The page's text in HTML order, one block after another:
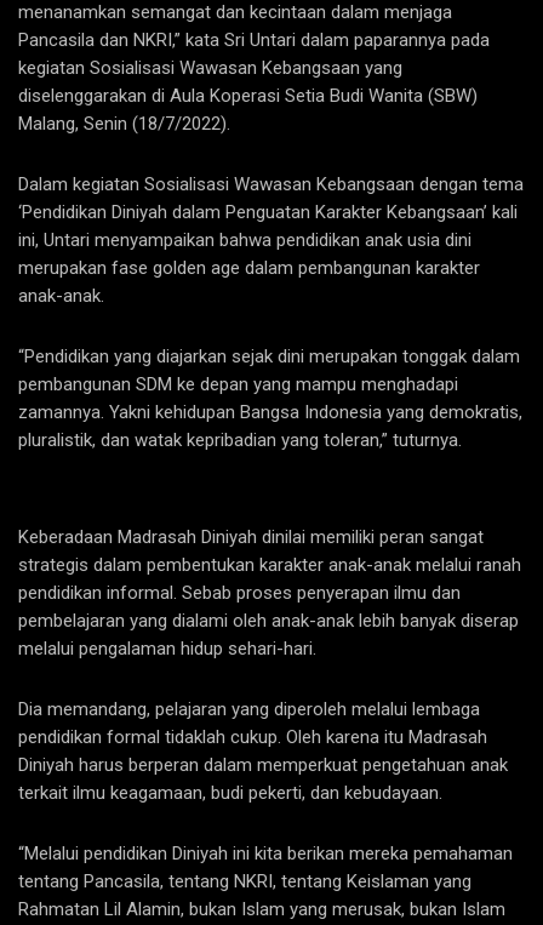
menanamkan semangat dan kecintaan dalam menjaga
Pancasila dan NKRI,” kata Sri Untari dalam paparannya pada
kegiatan Sosialisasi Wawasan Kebangsaan yang
diselenggarakan di Aula Koperasi Setia Budi Wanita (SBW)
Malang, Senin (18/7/2022).
Dalam kegiatan Sosialisasi Wawasan Kebangsaan dengan tema
‘Pendidikan Diniyah dalam Penguatan Karakter Kebangsaan’ kali
ini, Untari menyampaikan bahwa pendidikan anak usia dini
merupakan fase golden age dalam pembangunan karakter
anak-anak.
“Pendidikan yang diajarkan sejak dini merupakan tonggak dalam
pembangunan SDM ke depan yang mampu menghadapi
zamannya. Yakni kehidupan Bangsa Indonesia yang demokratis,
pluralistik, dan watak kepribadian yang toleran,” tuturnya.
Keberadaan Madrasah Diniyah dinilai memiliki peran sangat
strategis dalam pembentukan karakter anak-anak melalui ranah
pendidikan informal. Sebab proses penyerapan ilmu dan
pembelajaran yang dialami oleh anak-anak lebih banyak diserap
melalui pengalaman hidup sehari-hari.
Dia memandang, pelajaran yang diperoleh melalui lembaga
pendidikan formal tidaklah cukup. Oleh karena itu Madrasah
Diniyah harus berperan dalam memperkuat pengetahuan anak
terkait ilmu keagamaan, budi pekerti, dan kebudayaan.
“Melalui pendidikan Diniyah ini kita berikan mereka pemahaman
tentang Pancasila, tentang NKRI, tentang Keislaman yang
Rahmatan Lil Alamin, bukan Islam yang merusak, bukan Islam